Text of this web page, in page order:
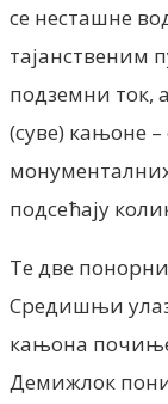
се несташне
тајанственим
подземни ток,
(суве) кањоне
подсећају
Те две
Средишњи
кањона
Демижлок